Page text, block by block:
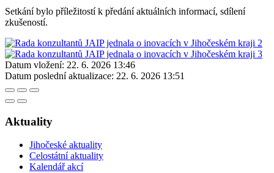
Setkání bylo příležitostí k předání aktuálních informací, sdílení
zkušeností.
Datum vložení: 22. 6. 2026 13:46
Datum poslední aktualizace: 22. 6. 2026 13:51
Aktuality
Jihočeské aktuality
Celostátní aktuality
Kalendář akcí